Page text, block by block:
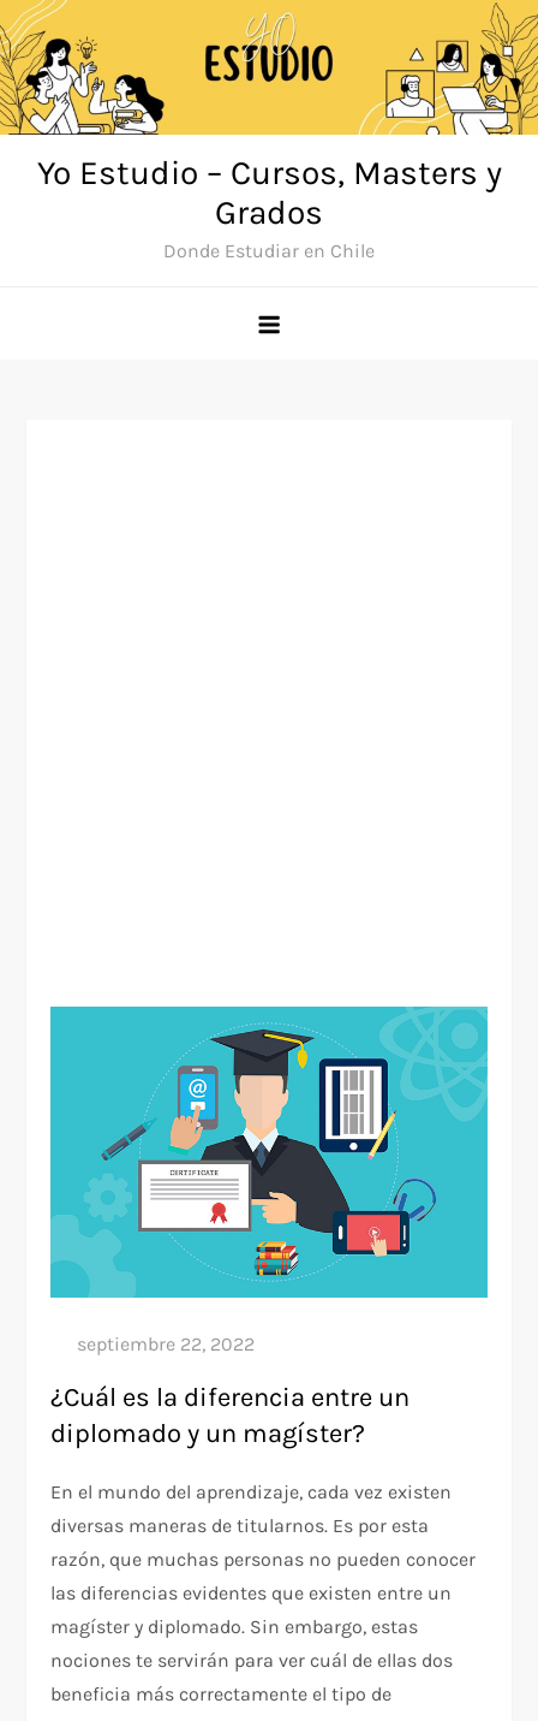
Saltar
al
contenido
Yo Estudio – Cursos, Masters y
Grados
Donde Estudiar en Chile
¿Cuál es la diferencia entre un
diplomado y un magíster?
En el mundo del aprendizaje, cada vez existen
diversas maneras de titularnos. Es por esta
razón, que muchas personas no pueden conocer
las diferencias evidentes que existen entre un
magíster y diplomado. Sin embargo, estas
nociones te servirán para ver cuál de ellas dos
beneficia más correctamente el tipo de